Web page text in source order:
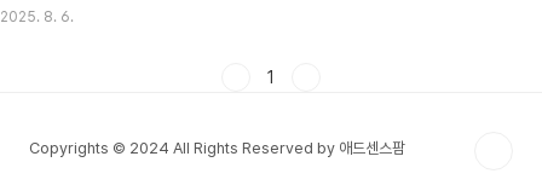
목별로 정리하고, 미리 대비할 수 있는 방법까지 함께 안내합니다.1. 기초연금 제도 개요
비고금융..
2025. 8. 6.
1
Copyrights © 2024 All Rights Reserved by 애드센스팜